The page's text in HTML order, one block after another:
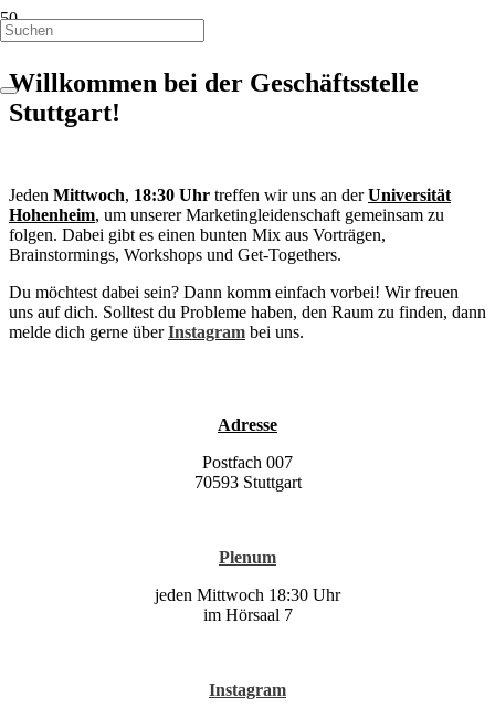
Willkommen bei der Geschäftsstelle
Stuttgart!
Jeden Mittwoch, 18:30 Uhr treffen wir uns an derUniversität
Hohenheim, um unserer Marketingleidenschaft gemeinsam zu
folgen. Dabei gibt es einen bunten Mix aus Vorträgen,
Brainstormings, Workshops und Get-Togethers.
Du möchtest dabei sein? Dann komm einfach vorbei! Wir freuen
uns auf dich. Solltest du Probleme haben, den Raum zu finden, dann
melde dich gerne überInstagram bei uns.
Adresse
Postfach 007
70593 Stuttgart
Plenum
jeden Mittwoch 18:30 Uhr
im Hörsaal 7
Instagram